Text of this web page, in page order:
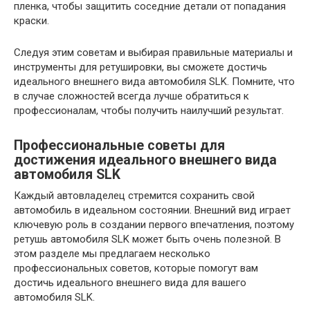
пленка, чтобы защитить соседние детали от попадания
краски.
Следуя этим советам и выбирая правильные материалы и
инструменты для ретушировки, вы сможете достичь
идеального внешнего вида автомобиля SLK. Помните, что
в случае сложностей всегда лучше обратиться к
профессионалам, чтобы получить наилучший результат.
Профессиональные советы для
достижения идеального внешнего вида
автомобиля SLK
Каждый автовладелец стремится сохранить свой
автомобиль в идеальном состоянии. Внешний вид играет
ключевую роль в создании первого впечатления, поэтому
ретушь автомобиля SLK может быть очень полезной. В
этом разделе мы предлагаем несколько
профессиональных советов, которые помогут вам
достичь идеального внешнего вида для вашего
автомобиля SLK.